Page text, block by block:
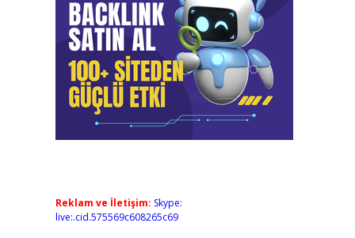
Reklam ve İletişim: Skype:
live:.cid.575569c608265c69